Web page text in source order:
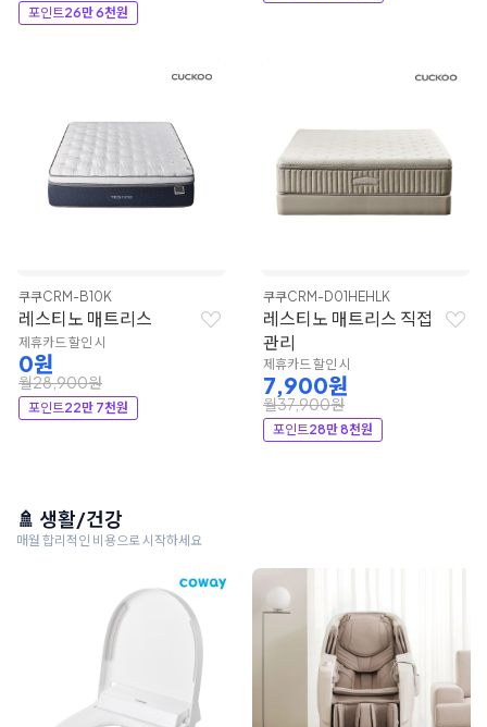
포인트26만 6천원
쿠쿠CRM-B10K
레스티노 매트리스
제휴카드 할인 시
0원
월28,900원
포인트22만 7천원
쿠쿠CRM-D01HEHLK
레스티노 매트리스 직접
관리
제휴카드 할인 시
7,900원
월37,900원
포인트28만 8천원
🚿 생활/건강
매월 합리적인 비용으로 시작하세요